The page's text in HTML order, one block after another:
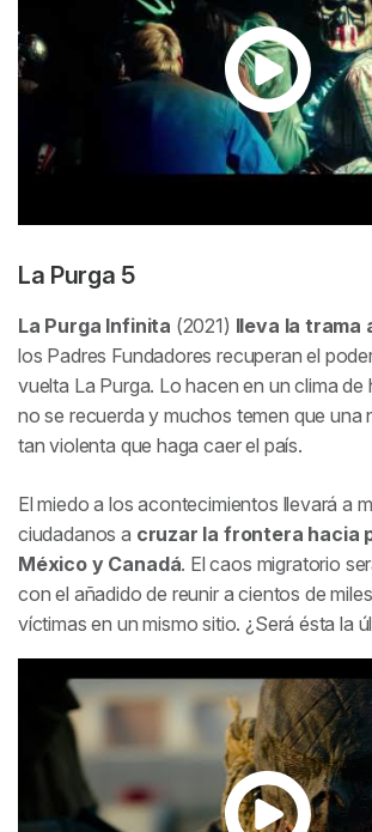
La Purga 5
La Purga Infinita (2021) lleva la trama
los Padres Fundadores recuperan el
vuelta La Purga. Lo hacen en un clima de
no se recuerda y muchos temen que una
tan violenta que haga caer el país.
El miedo a los acontecimientos llevará a
ciudadanos a cruzar la frontera hacia
México y Canadá. El caos migratorio
con el añadido de reunir a cientos de
víctimas en un mismo sitio. ¿Será ésta la